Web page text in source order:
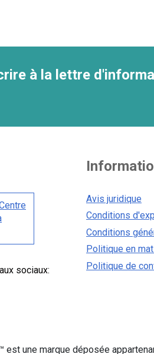
à la lettre
sociaux:
Avis juridique
Conditions
Conditions
Politique en
Politique de
est une marque déposée